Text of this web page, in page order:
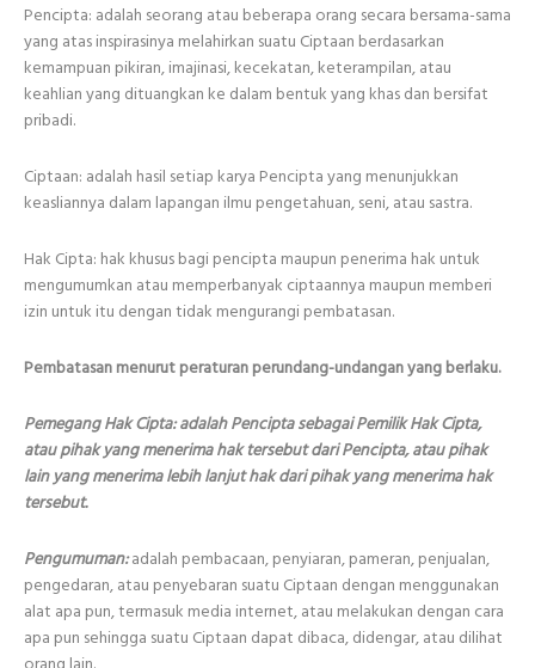
Pencipta: adalah seorang atau beberapa orang secara bersama-sama
yang atas inspirasinya melahirkan suatu Ciptaan berdasarkan
kemampuan pikiran, imajinasi, kecekatan, keterampilan, atau
keahlian yang dituangkan ke dalam bentuk yang khas dan bersifat
pribadi.
Ciptaan: adalah hasil setiap karya Pencipta yang menunjukkan
keasliannya dalam lapangan ilmu pengetahuan, seni, atau sastra.
Hak Cipta: hak khusus bagi pencipta maupun penerima hak untuk
mengumumkan atau memperbanyak ciptaannya maupun memberi
izin untuk itu dengan tidak mengurangi pembatasan.
Pembatasan menurut peraturan perundang-undangan yang berlaku.
Pemegang Hak Cipta: adalah Pencipta sebagai Pemilik Hak Cipta,
atau pihak yang menerima hak tersebut dari Pencipta, atau pihak
lain yang menerima lebih lanjut hak dari pihak yang menerima hak
tersebut.
Pengumuman:adalah pembacaan, penyiaran, pameran, penjualan,
pengedaran, atau penyebaran suatu Ciptaan dengan menggunakan
alat apa pun, termasuk media internet, atau melakukan dengan cara
apa pun sehingga suatu Ciptaan dapat dibaca, didengar, atau dilihat